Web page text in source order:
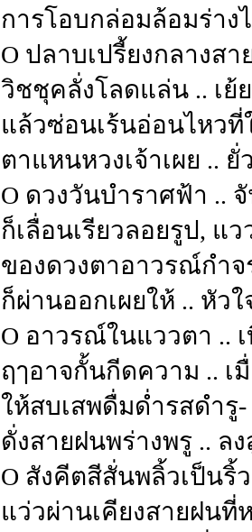
การโอบกล่อมล้อมร่าง
O ปลาบเปรี้ยงกลางส
วิชชุคลั่งโลดแล่น .. เย้
แล้วซ่อนเร้นอ่อนไหวที่
ตาแหนหวงเจ้าเผย .. ยั่
O ดวงวันบำราศฟ้า ..
ก็เลื่อนเรียวลอยรูป, แ
ของดวงตาอาวรณ์กำจ
ก็ผ่านออกเผยให้ .. หัวใ
O อาวรณ์ในแววตา ..
ฤๅอาจกั้นกีดความ .. เ
ให้สบเสพดื่มด่ำรสดำรู-
ดั่งสายฝนพร่างพรู .. ลง
O สังคีตสีสั่นพลิ้วเป็นริ้ว
แว่วผ่านเคียงสายฝนที่